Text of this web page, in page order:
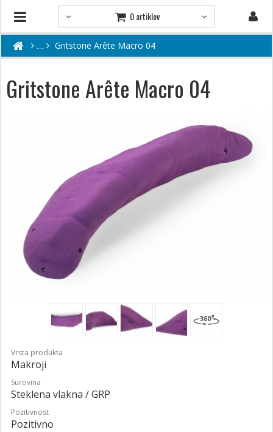
0 artiklov
Gritstone Arête Macro 04
Gritstone Arête Macro 04
Vrsta produkta
Makroji
Surovina
Steklena vlakna / GRP
Pozitivnost
Pozitivno